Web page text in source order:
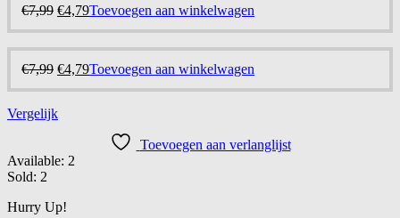
€7,99.€4,79.
€7,99 Oorspronkelijke
€4,79Huidige
Toevoegen aan winkelwagen
€7,99 Oorspronkelijke
€7,99.
€4,79Huidige
Toevoegen aan winkelwagen
Vergelijk
Toevoegen aan verlanglijst
Available: 2
Sold: 2
Hurry Up!